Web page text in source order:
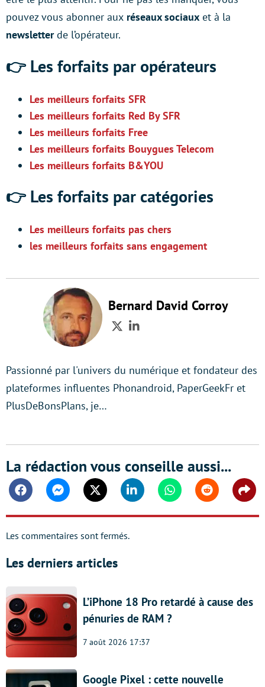
pouvez vous abonner aux réseaux sociaux et à la
newsletterde l’opérateur.
👉 Les forfaits par opérateurs
Les meilleurs forfaits SFR
Les meilleurs forfaits Red By SFR
Les meilleurs forfaits Free
Les meilleurs forfaits Bouygues Telecom
Les meilleurs forfaits B&YOU
👉 Les forfaits par catégories
Les meilleurs forfaits pas chers
les meilleurs forfaits sans engagement
Bernard David Corroy
TwitterLinkedIn
Passionné par l'univers du numérique et fondateur des
plateformes influentes Phonandroid, PaperGeekFr et
PlusDeBonsPlans, je…
La rédaction vous conseille aussi...
FacebookMessengerTwitter Linkedin WhatsappReddit
Les commentaires sont fermés.
Les derniers articles
L’iPhone 18 Pro retardé à cause des
pénuries de RAM ?
7 août 2026 17:37
Google Pixel : cette nouvelle